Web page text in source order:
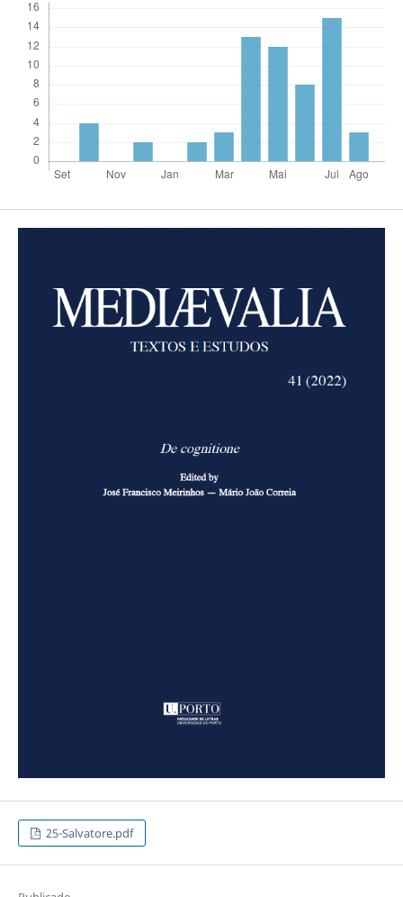
25-Salvatore.pdf